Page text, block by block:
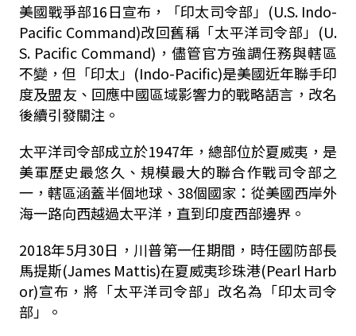
美國戰爭部16日宣布，「印太司令部」(U.S. Indo-
Pacific Command)改回舊稱「太平洋司令部」(U.
S. Pacific Command)，儘管官方強調任務與轄區
不變，但「印太」(Indo-Pacific)是美國近年聯手印
度及盟友、回應中國區域影響力的戰略語言，改名
後續引發關注。
太平洋司令部成立於1947年，總部位於夏威夷，是
美軍歷史最悠久、規模最大的聯合作戰司令部之
一，轄區涵蓋半個地球、38個國家：從美國西岸外
海一路向西越過太平洋，直到印度西部邊界。
2018年5月30日，川普第一任期間，時任國防部長
馬提斯(James Mattis)在夏威夷珍珠港(Pearl Harb
or)宣布，將「太平洋司令部」改名為「印太司令
部」。